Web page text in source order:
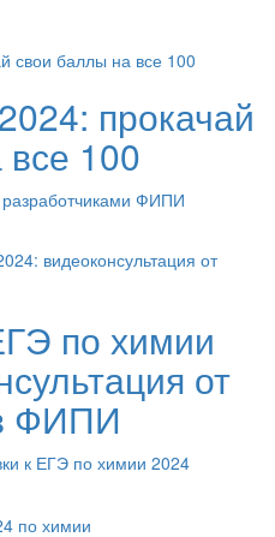
прокачай
100
ФИПИ
по химии
от
ФИПИ
к ЕГЭ по химии 2024